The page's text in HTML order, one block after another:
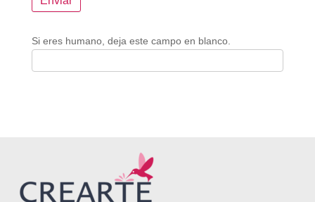
Si eres humano, deja este campo en blanco.